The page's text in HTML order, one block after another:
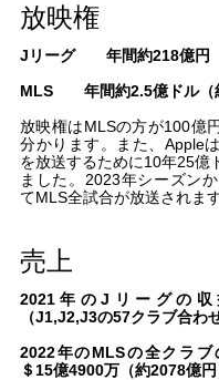
放映権
Jリーグ　　年間約218億円
MLS       年間約2.5億ドル（
放映権はMLSの方が100億
分かります。また、Apple
を放送するために10年25億
ました。2023年シーズン
てMLS全試合が放送されます
売上
2021年のJリーグの収
（J1,J2,J3の57クラブ合わ
2022年のMLSの全クラ
＄15億4900万（約2078億円